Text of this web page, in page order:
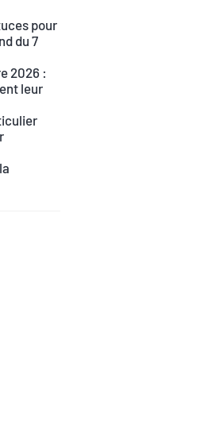
pour
du 7
2026 :
leur